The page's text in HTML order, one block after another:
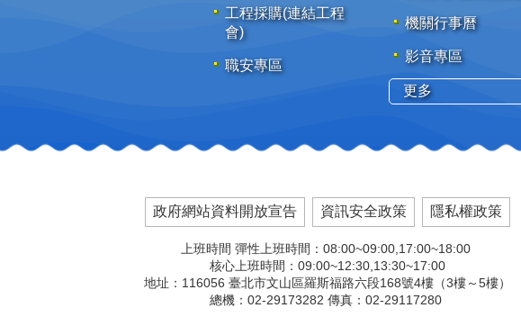
工程採購(連結工程
會)
職安專區
機關行事曆
影音專區
更多
政府網站資料開放宣告 資訊安全政策 隱私權政策
上班時間 彈性上班時間：08:00~09:00,17:00~18:00
核心上班時間：09:00~12:30,13:30~17:00
地址：116056 臺北市文山區羅斯福路六段168號4樓（3樓～5樓）
總機：02-29173282 傳真：02-29117280